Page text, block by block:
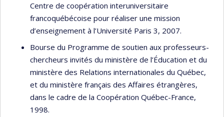
Centre de coopération interuniversitaire
francoquébécoise pour réaliser une mission
d’enseignement à l’Université Paris 3, 2007.
Bourse du Programme de soutien aux professeurs-
chercheurs invités du ministère de l’Éducation et du
ministère des Relations internationales du Québec,
et du ministère français des Affaires étrangères,
dans le cadre de la Coopération Québec-France,
1998.